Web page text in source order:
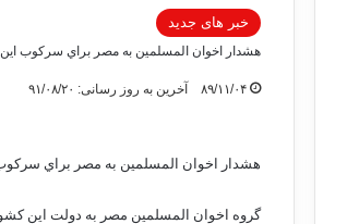
خبر های جدید
هشدار اخوان المسلمين به مصر براي سركوب
۸۹/۱۱/۰۴ آخرین به روز رسانی: ۹۱/۰۸/۲۰
هشدار اخوان المسلمين به مصر براي
گروه اخوان المسلمين مصر به دولت اين